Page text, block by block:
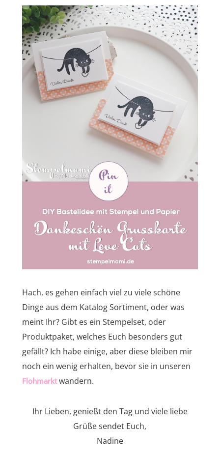
Hach, es gehen einfach viel zu viele schöne
Dinge aus dem Katalog Sortiment, oder was
meint Ihr? Gibt es ein Stempelset, oder
Produktpaket, welches Euch besonders gut
gefällt? Ich habe einige, aber diese bleiben mir
noch ein wenig erhalten, bevor sie in unseren
Flohmarkt wandern.
Ihr Lieben, genießt den Tag und viele liebe
Grüße sendet Euch,
Nadine